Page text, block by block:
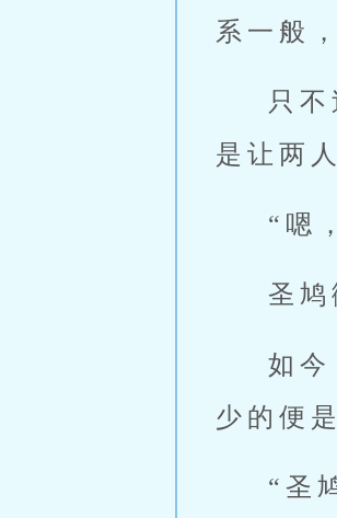
系一般
只
是让两
“嗯
圣鸠
如
少的便
“圣